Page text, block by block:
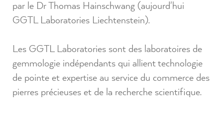
par le Dr Thomas Hainschwang (aujourd'hui
GGTL Laboratories Liechtenstein).
Les GGTL Laboratories sont des laboratoires de
gemmologie indépendants qui allient technologie
de pointe et expertise au service du commerce des
pierres précieuses et de la recherche scientifique.